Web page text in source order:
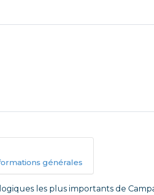
générales
les plus importants de